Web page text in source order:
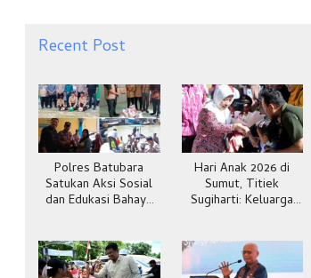
Recent Post
Polres Batubara
Satukan Aksi Sosial
dan Edukasi Bahaya
Hari Anak 2026 di
Sumut, Titiek
Sugiharti: Keluarga